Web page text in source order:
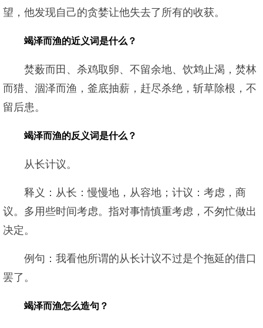
望，他发现自己的贪婪让他失去了所有的收获。
竭泽而渔的近义词是什么？
焚薮而田、杀鸡取卵、不留余地、饮鸩止渴，焚林
而猎、涸泽而渔，釜底抽薪，赶尽杀绝，斩草除根，不
留后患。
竭泽而渔的反义词是什么？
从长计议。
释义：从长：慢慢地，从容地；计议：考虑，商
议。多用些时间考虑。指对事情慎重考虑，不匆忙做出
决定。
例句：我看他所谓的从长计议不过是个拖延的借口
罢了。
竭泽而渔怎么造句？